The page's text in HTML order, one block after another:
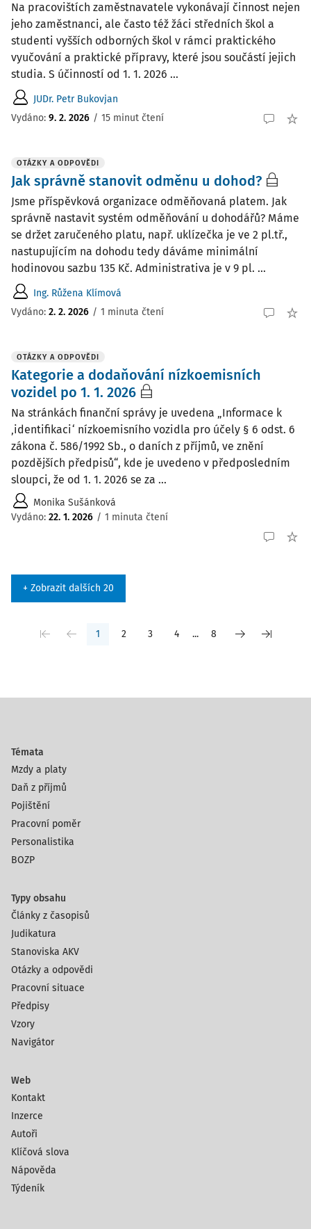
Na pracovištích zaměstnavatele vykonávají činnost nejen
jeho zaměstnanci, ale často též žáci středních škol a
studenti vyšších odborných škol v rámci praktického
vyučování a praktické přípravy, které jsou součástí jejich
studia. S účinností od 1. 1. 2026 ...
JUDr. Petr Bukovjan
Vydáno: 9. 2. 2026 / 15 minut čtení
OTÁZKY A ODPOVĚDI
Jak správně stanovit odměnu u dohod?
Jsme příspěvková organizace odměňovaná platem. Jak
správně nastavit systém odměňování u dohodářů? Máme
se držet zaručeného platu, např. uklízečka je ve 2 pl.tř.,
nastupujícím na dohodu tedy dáváme minimální
hodinovou sazbu 135 Kč. Administrativa je v 9 pl. ...
Ing. Růžena Klímová
Vydáno: 2. 2. 2026 / 1 minuta čtení
OTÁZKY A ODPOVĚDI
Kategorie a dodaňování nízkoemisních
vozidel po 1. 1. 2026
Na stránkách finanční správy je uvedena „Informace k
‚identifikaci‘ nízkoemisního vozidla pro účely § 6 odst. 6
zákona č. 586/1992 Sb., o daních z příjmů, ve znění
pozdějších předpisů“, kde je uvedeno v předposledním
sloupci, že od 1. 1. 2026 se za ...
Monika Sušánková
Vydáno: 22. 1. 2026 / 1 minuta čtení
+ Zobrazit dalších 20
1 2 3 4 ... 8
Témata
Mzdy a platy
Daň z příjmů
Pojištění
Pracovní poměr
Personalistika
BOZP
Typy obsahu
Články z časopisů
Judikatura
Stanoviska AKV
Otázky a odpovědi
Pracovní situace
Předpisy
Vzory
Navigátor
Web
Kontakt
Inzerce
Autoři
Klíčová slova
Nápověda
Týdeník